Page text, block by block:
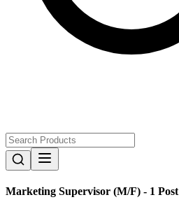
Marketing Supervisor (M/F) - 1 Post